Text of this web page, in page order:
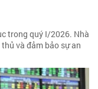
trong quý I/2026. Nhà
và đảm bảo sự an